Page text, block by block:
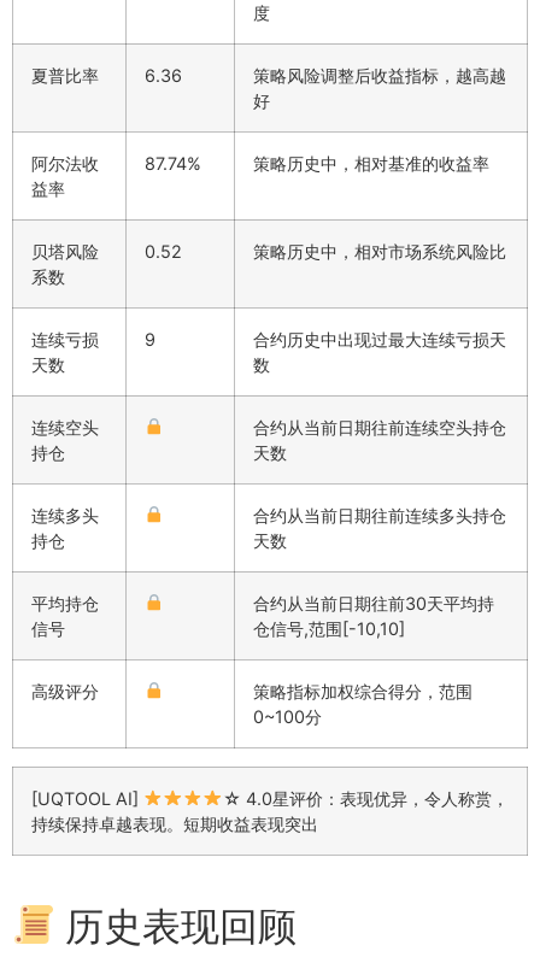
度
夏普比率 6.36
策略风险调整后收益指标，越高越
好
阿尔法收
益率
87.74% 策略历史中，相对基准的收益率
贝塔风险
系数
0.52 策略历史中，相对市场系统风险比
连续亏损
天数
9
合约历史中出现过最大连续亏损天
数
连续空头
持仓
合约从当前日期往前连续空头持仓
天数
连续多头
持仓
合约从当前日期往前连续多头持仓
天数
平均持仓
信号
合约从当前日期往前30天平均持
仓信号,范围[-10,10]
高级评分
策略指标加权综合得分，范围
0~100分
[UQTOOL AI]
☆ 4.0星评价：表现优异，令人称赏，
持续保持卓越表现。短期收益表现突出
历史表现回顾